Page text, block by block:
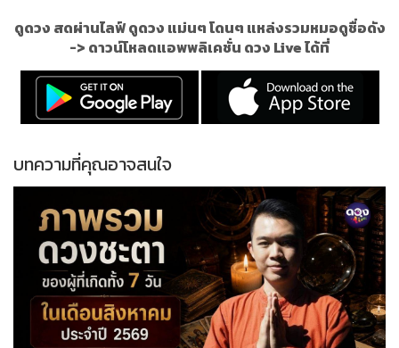
ดูดวง สดผ่านไลฟ์ ดูดวง แม่นๆ โดนๆ แหล่งรวมหมอดูชื่อดัง
-> ดาวน์โหลดแอพพลิเคชั่น ดวง Live ได้ที่
บทความที่คุณอาจสนใจ